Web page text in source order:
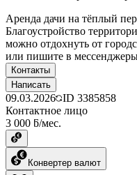
Аренда дачи на тёплый
Благоустройство
можно отдохнуть от
или пишите в
Контакты
Написать
09.03.2026 ID 3385858
Контактное лицо
3 000 ƃ/мес.
Конвертер валют